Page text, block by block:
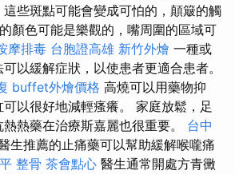
些斑點可能會變成可怕的，顛簸的觸
顏色可能是樂觀的，嘴周圍的區域可
摩排毒 台胞證高雄 新竹外燴 一種或
以緩解症狀，以使患者更適合患者。
buffet外燴價格 高燒可以用藥物抑
以很好地減輕瘙癢。 家庭放鬆，足
熱藥在治療斯嘉麗也很重要。 台中
生推薦的止痛藥可以幫助緩解喉嚨痛
整骨 茶會點心 醫生通常開處方青黴